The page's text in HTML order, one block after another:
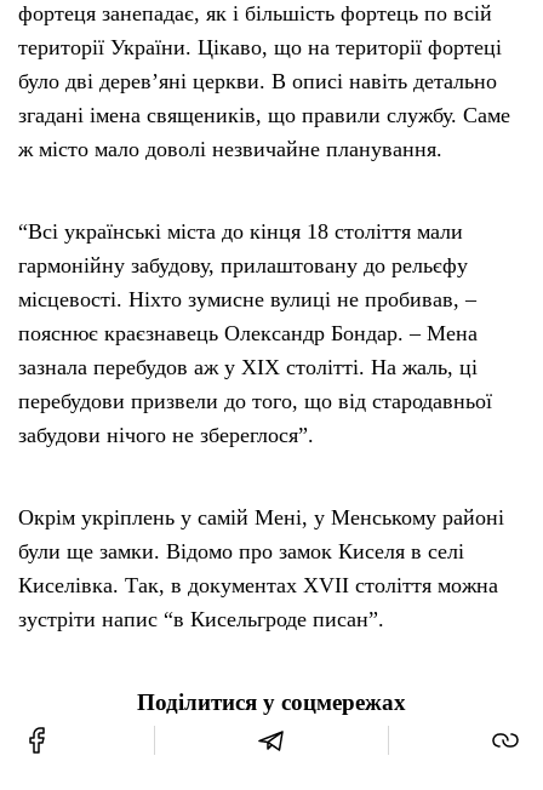
фортеця занепадає, як і більшість фортець по всій
території України. Цікаво, що на території фортеці
було дві дерев’яні церкви. В описі навіть детально
згадані імена священиків, що правили службу. Саме
ж місто мало доволі незвичайне планування.
“Всі українські міста до кінця 18 століття мали
гармонійну забудову, прилаштовану до рельєфу
місцевості. Ніхто зумисне вулиці не пробивав, –
пояснює краєзнавець Олександр Бондар. – Мена
зазнала перебудов аж у XIX столітті. На жаль, ці
перебудови призвели до того, що від стародавньої
забудови нічого не збереглося”.
Окрім укріплень у самій Мені, у Менському районі
були ще замки. Відомо про замок Киселя в селі
Киселівка. Так, в документах XVII століття можна
зустріти напис “в Кисельгроде писан”.
Поділитися у соцмережах